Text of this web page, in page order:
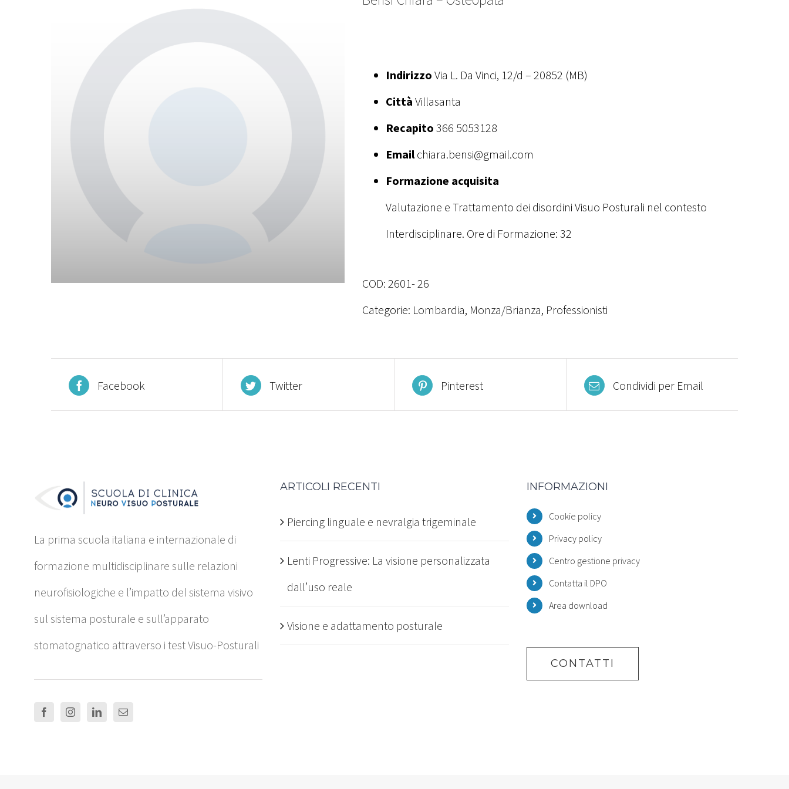
Indirizzo Via L. Da Vinci, 12/d – 20852 (MB)
Città Villasanta
Recapito 366 5053128
Emailchiara.bensi@gmail.com
Formazione acquisita
Valutazione e Trattamento dei disordini Visuo Posturali nel contesto
Interdisciplinare. Ore di Formazione: 32
COD: 2601- 26
Categorie: Lombardia, Monza/Brianza, Professionisti
Facebook Twitter Pinterest Condividi per Email
La prima scuola italiana e internazionale di
formazione multidisciplinare sulle relazioni
neurofisiologiche e l’impatto del sistema visivo
sul sistema posturale e sull’apparato
stomatognatico attraverso i test Visuo-Posturali
ARTICOLI RECENTI
Piercing linguale e nevralgia trigeminale
Lenti Progressive: La visione personalizzata
dall’uso reale
Visione e adattamento posturale
INFORMAZIONI
Cookie policy
Privacy policy
Centro gestione privacy
Contatta il DPO
Area download
CONTATTI